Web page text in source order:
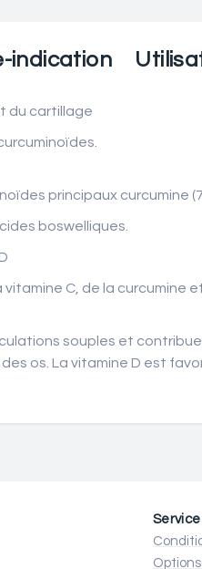
indication
du cartillage
principaux curcumine
boswelliques.
C, de la curcumine
souples et
os. La vitamine D est